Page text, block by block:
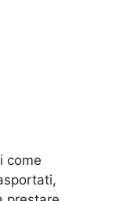
come